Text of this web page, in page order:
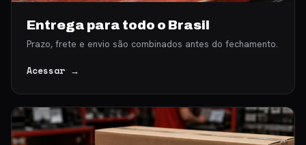
Entrega para todo o Brasil
Prazo, frete e envio são combinados antes do fechamento.
Acessar →